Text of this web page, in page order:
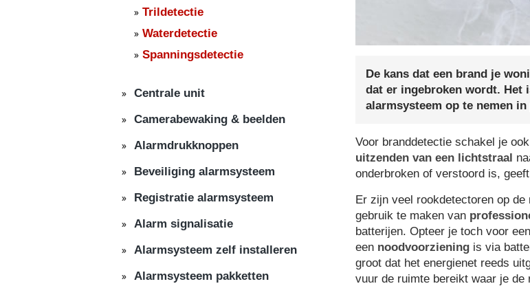
De kans dat een brand je
dat er ingebroken wordt. Het
alarmsysteem op te nemen
Voor branddetectie schakel je
uitzenden van een lichtstraal
onderbroken of verstoord is,
Er zijn veel rookdetectoren op
gebruik te maken van
batterijen. Opteer je toch voor
een noodvoorziening is via
groot dat het energienet reeds
vuur de ruimte bereikt waar je de
Trildetectie
Waterdetectie
Spanningsdetectie
Centrale unit
Camerabewaking & beelden
Alarmdrukknoppen
Beveiliging alarmsysteem
Registratie alarmsysteem
Alarm signalisatie
Alarmsysteem zelf installeren
Alarmsysteem pakketten